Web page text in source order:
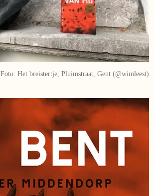
Foto: Het breistertje, Pluimstraat, Gent (@wimleest)